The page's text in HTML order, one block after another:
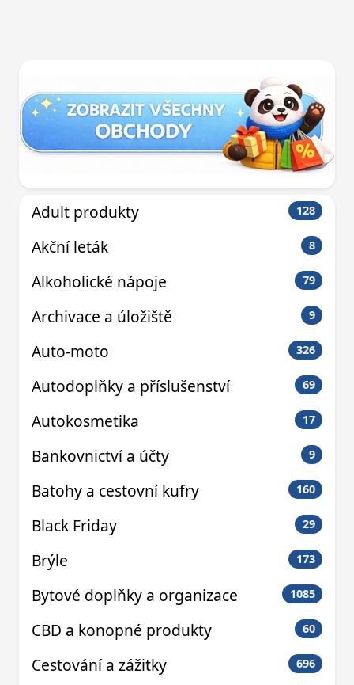
Adult produkty 128
Akční leták 8
Alkoholické nápoje 79
Archivace a úložiště 9
Auto-moto 326
Autodoplňky a příslušenství 69
Autokosmetika 17
Bankovnictví a účty 9
Batohy a cestovní kufry 160
Black Friday 29
Brýle 173
Bytové doplňky a organizace 1085
CBD a konopné produkty 60
Cestování a zážitky 696